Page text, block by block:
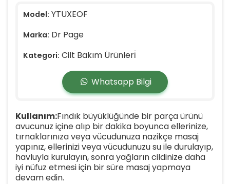
Model: YTUXEOF
Marka: Dr Page
Kategori: Cilt Bakım Ürünleri̇
Whatsapp Bilgi
Kullanım:Fındık büyüklüğünde bir parça ürünü
avucunuz içine alıp bir dakika boyunca ellerinize,
tırnaklarınıza veya vücudunuza nazikçe masaj
yapınız, ellerinizi veya vücudunuzu su ile durulayıp,
havluyla kurulayın, sonra yağların cildinize daha
iyi nüfuz etmesi için bir süre masaj yapmaya
devam edin.